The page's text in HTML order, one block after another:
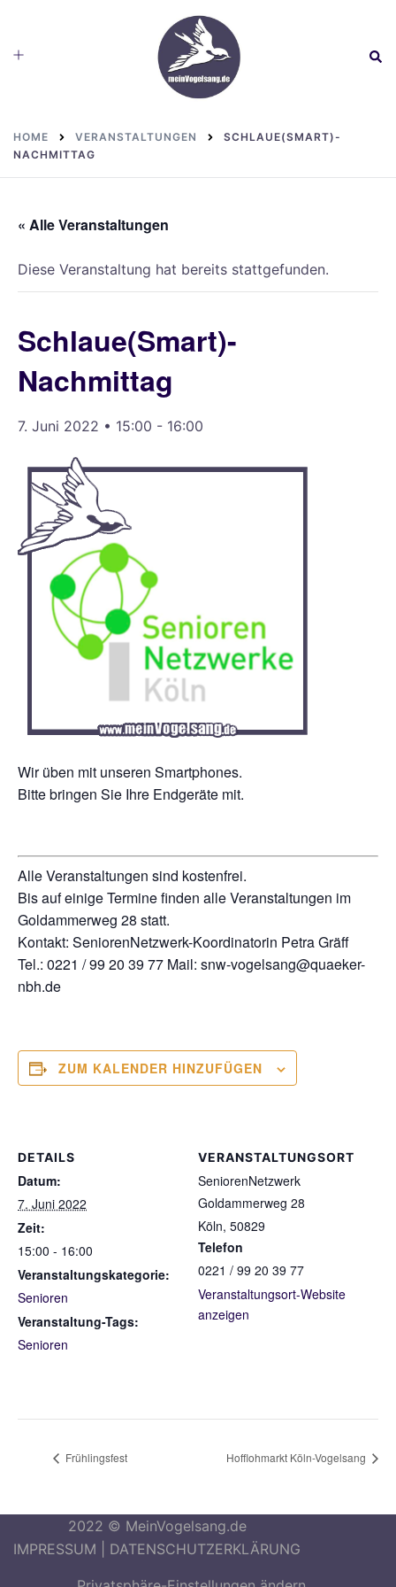
content
Toggle
HOME VERANSTALTUNGEN
SCHLAUE(SMART)-
NACHMITTAG
« Alle Veranstaltungen
Diese Veranstaltung hat bereits stattgefunden.
Schlaue(Smart)-
Nachmittag
7. Juni 2022 • 15:00 - 16:00
Wir üben mit unseren Smartphones.
Bitte bringen Sie Ihre Endgeräte mit.
Alle Veranstaltungen sind kostenfrei.
Bis auf einige Termine finden alle Veranstaltungen im
Goldammerweg 28 statt.
Kontakt: SeniorenNetzwerk-Koordinatorin Petra Gräff
Tel.: 0221 / 99 20 39 77 Mail: snw-vogelsang@quaeker-
nbh.de
ZUM KALENDER HINZUFÜGEN
DETAILS
Datum:
7. Juni 2022
Zeit:
15:00 - 16:00
Veranstaltungskategorie:
Senioren
Veranstaltung-Tags:
Senioren
VERANSTALTUNGSORT
SeniorenNetzwerk
Goldammerweg 28
Köln, 50829
Telefon
0221 / 99 20 39 77
Veranstaltungsort-Website
anzeigen
Frühlingsfest Hofflohmarkt Köln-Vogelsang
2022 © MeinVogelsang.de
IMPRESSUM
DATENSCHUTZERKLÄRUNG